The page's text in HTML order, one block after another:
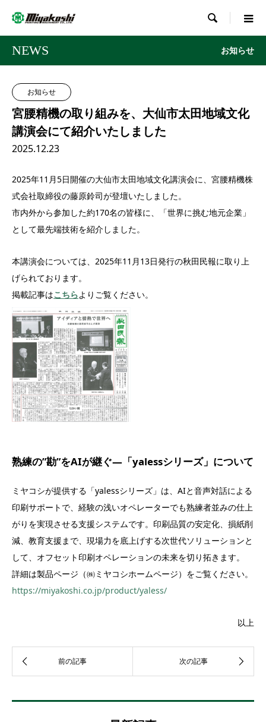

NEWS お知らせ
お知らせ
宮腰精機の取り組みを、大仙市太田地域文化
講演会にて紹介いたしました
2025.12.23
2025年11月5日開催の大仙市太田地域文化講演会に、宮腰精機株
式会社取締役の藤原鈴司が登壇いたしました。
市内外から参加した約170名の皆様に、「世界に挑む地元企業」
として最先端技術を紹介しました。
本講演会については、2025年11月13日発行の秋田民報に取り上
げられております。
掲載記事はこちらよりご覧ください。
熟練の”勘”をAIが継ぐ―「yalessシリーズ」について
ミヤコシが提供する「yalessシリーズ」は、AIと音声対話による
印刷サポートで、経験の浅いオペレーターでも熟練者並みの仕上
がりを実現させる支援システムです。印刷品質の安定化、損紙削
減、教育支援まで、現場力を底上げする次世代ソリューションと
して、オフセット印刷オペレーションの未来を切り拓きます。
詳細は製品ページ（㈱ミヤコシホームページ）をご覧ください。
https://miyakoshi.co.jp/product/yaless/
以上